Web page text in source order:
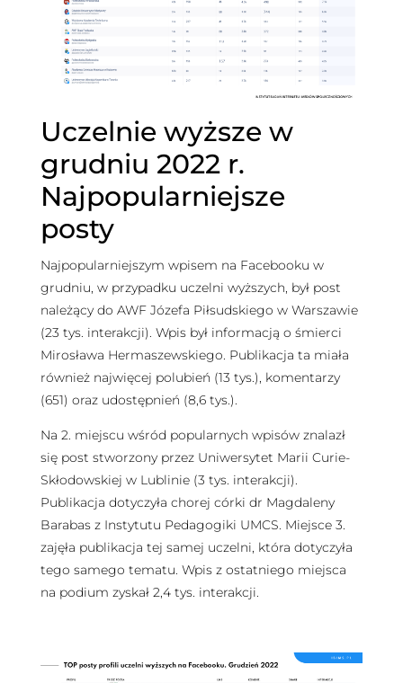
Uczelnie wyższe w
grudniu 2022 r.
Najpopularniejsze
posty
Najpopularniejszym wpisem na Facebooku w
grudniu, w przypadku uczelni wyższych, był post
należący do AWF Józefa Piłsudskiego w Warszawie
(23 tys. interakcji). Wpis był informacją o śmierci
Mirosława Hermaszewskiego. Publikacja ta miała
również najwięcej polubień (13 tys.), komentarzy
(651) oraz udostępnień (8,6 tys.).
Na 2. miejscu wśród popularnych wpisów znalazł
się post stworzony przez Uniwersytet Marii Curie-
Skłodowskiej w Lublinie (3 tys. interakcji).
Publikacja dotyczyła chorej córki dr Magdaleny
Barabas z Instytutu Pedagogiki UMCS. Miejsce 3.
zajęła publikacja tej samej uczelni, która dotyczyła
tego samego tematu. Wpis z ostatniego miejsca
na podium zyskał 2,4 tys. interakcji.